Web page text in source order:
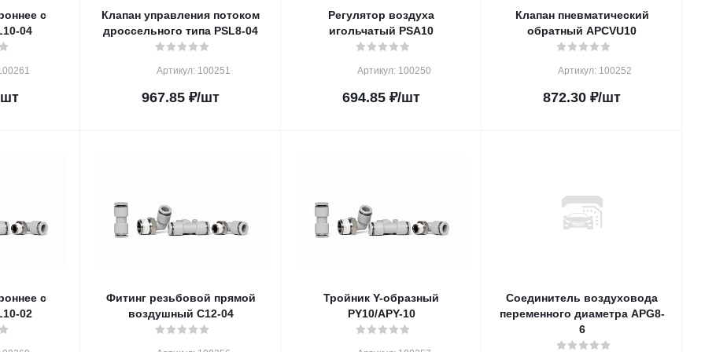
с
04
Клапан управления потоком
дроссельного типа PSL8-04
Артикул: 100251
967.85 ₽/шт
Регулятор воздуха
игольчатый PSA10
Артикул: 100250
694.85 ₽/шт
Клапан пневматический
обратный APCVU10
Артикул: 100252
872.30 ₽/шт
с
02
Фитинг резьбовой прямой
воздушный C12-04
Тройник Y-образный
PY10/APY-10
Соединитель воздуховода
переменного диаметра APG8-
6